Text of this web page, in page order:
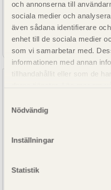
och annonserna till
sociala medier och
även sådana identifierare
enhet till de sociala medier
som vi samarbetar med.
informationen med annan
tillhandahållit eller som de
Nödvändig
Inställningar
Statistik
Limträbalk GL30c Gran